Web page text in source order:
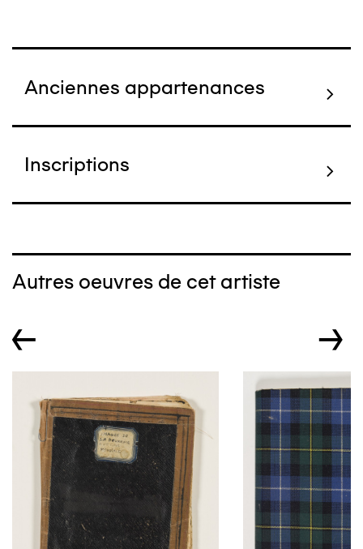
Anciennes appartenances
Inscriptions
Autres oeuvres de cet artiste
← →